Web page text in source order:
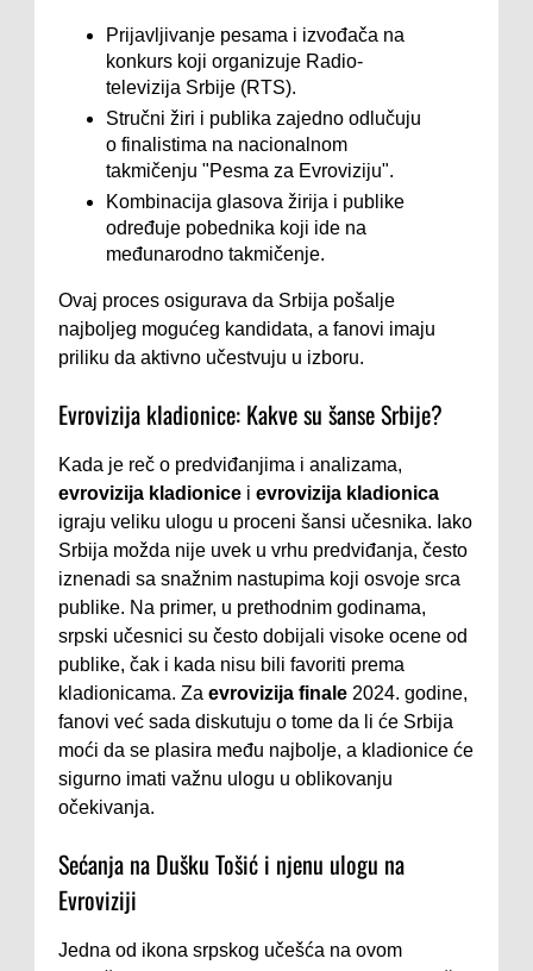
Prijavljivanje pesama i izvođača na
konkurs koji organizuje Radio-
televizija Srbije (RTS).
Stručni žiri i publika zajedno odlučuju
o finalistima na nacionalnom
takmičenju "Pesma za Evroviziju".
Kombinacija glasova žirija i publike
određuje pobednika koji ide na
međunarodno takmičenje.
Ovaj proces osigurava da Srbija pošalje
najboljeg mogućeg kandidata, a fanovi imaju
priliku da aktivno učestvuju u izboru.
Evrovizija kladionice: Kakve su šanse Srbije?
Kada je reč o predviđanjima i analizama,
evrovizija kladionice i evrovizija kladionica
igraju veliku ulogu u proceni šansi učesnika. Iako
Srbija možda nije uvek u vrhu predviđanja, često
iznenadi sa snažnim nastupima koji osvoje srca
publike. Na primer, u prethodnim godinama,
srpski učesnici su često dobijali visoke ocene od
publike, čak i kada nisu bili favoriti prema
kladionicama. Za evrovizija finale 2024. godine,
fanovi već sada diskutuju o tome da li će Srbija
moći da se plasira među najbolje, a kladionice će
sigurno imati važnu ulogu u oblikovanju
očekivanja.
Sećanja na Dušku Tošić i njenu ulogu na
Evroviziji
Jedna od ikona srpskog učešća na ovom